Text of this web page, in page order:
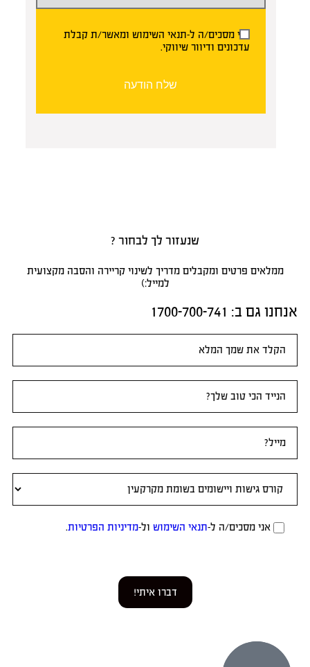
אני מסכים/ה ל-תנאי השימושומאשר/ת קבלת
עדכונים ודיוור שיווקי.
שלח הודעה
שנעזור לך לבחור ?
ממלאים פרטים ומקבלים מדריך לשינוי קריירה והסבה מקצועית
למייל:)
אנחנו גם ב:​ 1700-700-741
ראשי
אני מסכים/ה ל-תנאי השימושול-מדיניות הפרטיות.
דברו איתי!